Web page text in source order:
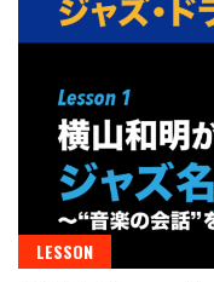
LESSON